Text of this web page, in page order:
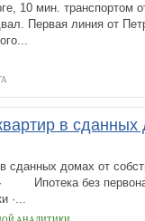
10 мин. транспортом
Первая линия от
в сданных
в сданных домах от
· Ипотека без
·...